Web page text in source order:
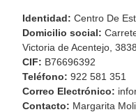
Identidad: Centro De
Domicilio social:
Victoria de Acentejo,
CIF: B76696392
Teléfono: 922 581 351
Correo Electrónico:
Contacto: Margarita